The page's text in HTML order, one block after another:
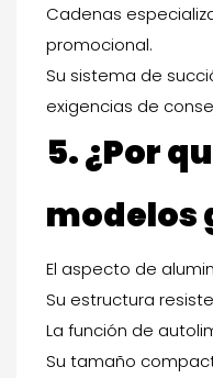
Cadenas
promocional.
Su sistema de
exigencias de
5. ¿Por
modelos
El aspecto de
Su estructura
La función de
Su tamaño